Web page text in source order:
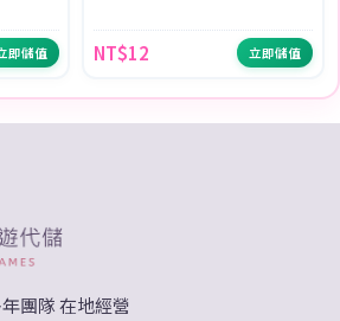
即儲值 NT$12 立即儲值
團隊 在地經營